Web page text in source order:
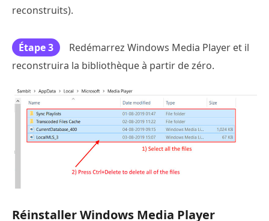
reconstruits).
Étape 3
Redémarrez Windows Media Player et il
reconstruira la bibliothèque à partir de zéro.
Réinstaller Windows Media Player